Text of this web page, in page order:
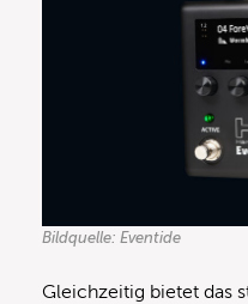
Bildquelle: Eventide
Gleichzeitig bietet das